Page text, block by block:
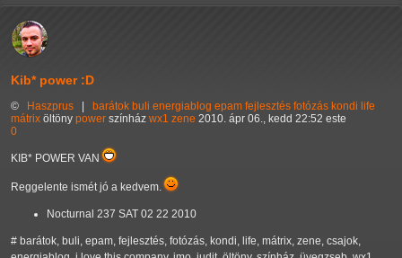
Kib* power :D
© Haszprus barátok buli energiablog epam fejlesztés fotózás kondi life
mátrix öltöny power színház wx1 zene 2010. ápr 06., kedd 22:52 este
0
KIB* POWER VAN
Reggelente ismét jó a kedvem.
Nocturnal 237 SAT 02 22 2010
# barátok, buli, epam, fejlesztés, fotózás, kondi, life, mátrix, zene, csajok,